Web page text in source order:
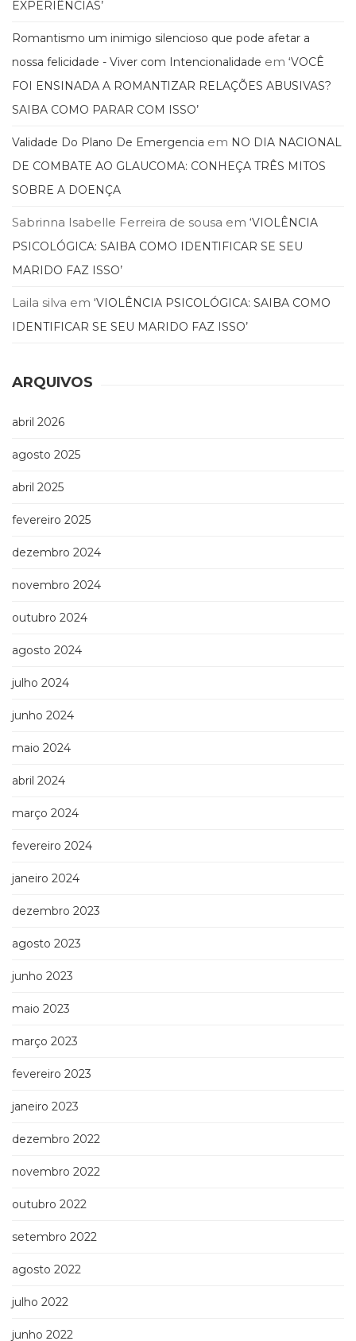
EXPERIÊNCIAS’
Romantismo um inimigo silencioso que pode afetar a
nossa felicidade - Viver com Intencionalidade em ‘VOCÊ
FOI ENSINADA A ROMANTIZAR RELAÇÕES ABUSIVAS?
SAIBA COMO PARAR COM ISSO’
Validade Do Plano De Emergencia em NO DIA NACIONAL
DE COMBATE AO GLAUCOMA: CONHEÇA TRÊS MITOS
SOBRE A DOENÇA
Sabrinna Isabelle Ferreira de sousa em ‘VIOLÊNCIA
PSICOLÓGICA: SAIBA COMO IDENTIFICAR SE SEU
MARIDO FAZ ISSO’
Laila silva em ‘VIOLÊNCIA PSICOLÓGICA: SAIBA COMO
IDENTIFICAR SE SEU MARIDO FAZ ISSO’
ARQUIVOS
abril 2026
agosto 2025
abril 2025
fevereiro 2025
dezembro 2024
novembro 2024
outubro 2024
agosto 2024
julho 2024
junho 2024
maio 2024
abril 2024
março 2024
fevereiro 2024
janeiro 2024
dezembro 2023
agosto 2023
junho 2023
maio 2023
março 2023
fevereiro 2023
janeiro 2023
dezembro 2022
novembro 2022
outubro 2022
setembro 2022
agosto 2022
julho 2022
junho 2022